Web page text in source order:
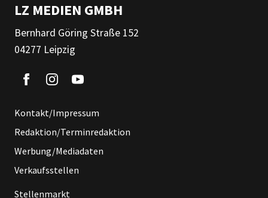
LZ MEDIEN GMBH
Bernhard Göring Straße 152
04277 Leipzig
Kontakt/Impressum
Redaktion/Terminredaktion
Werbung/Mediadaten
Verkaufsstellen
Stellenmarkt